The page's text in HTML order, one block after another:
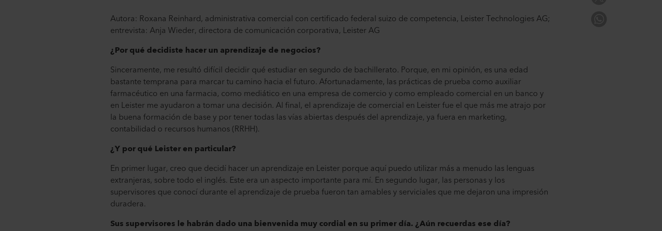
Autora: Roxana Reinhard, administrativa comercial con certificado federal suizo de competencia, Leister Technologies AG;
entrevista: Anja Wieder, directora de comunicación corporativa, Leister AG
¿Por qué decidiste hacer un aprendizaje de negocios?
Sinceramente, me resultó difícil decidir qué estudiar en segundo de bachillerato. Porque, en mi opinión, es una edad
bastante temprana para marcar tu camino hacia el futuro. Afortunadamente, las prácticas de prueba como auxiliar
farmacéutico en una farmacia, como mediático en una empresa de comercio y como empleado comercial en un banco y
en Leister me ayudaron a tomar una decisión. Al final, el aprendizaje de comercial en Leister fue el que más me atrajo por
la buena formación de base y por tener todas las vías abiertas después del aprendizaje, ya fuera en marketing,
contabilidad o recursos humanos (RRHH).
¿Y por qué Leister en particular?
En primer lugar, creo que decidí hacer un aprendizaje en Leister porque aquí puedo utilizar más a menudo las lenguas
extranjeras, sobre todo el inglés. Este era un aspecto importante para mí. En segundo lugar, las personas y los
supervisores que conocí durante el aprendizaje de prueba fueron tan amables y serviciales que me dejaron una impresión
duradera.
Sus supervisores le habrán dado una bienvenida muy cordial en su primer día. ¿Aún recuerdas ese día?